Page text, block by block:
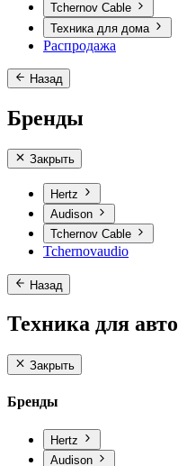
Tchernov Cable
Техника для дома
Распродажа
Назад
Бренды
Закрыть
Hertz
Audison
Tchernov Cable
Tchernovaudio
Назад
Техника для авто
Закрыть
Бренды
Hertz
Audison